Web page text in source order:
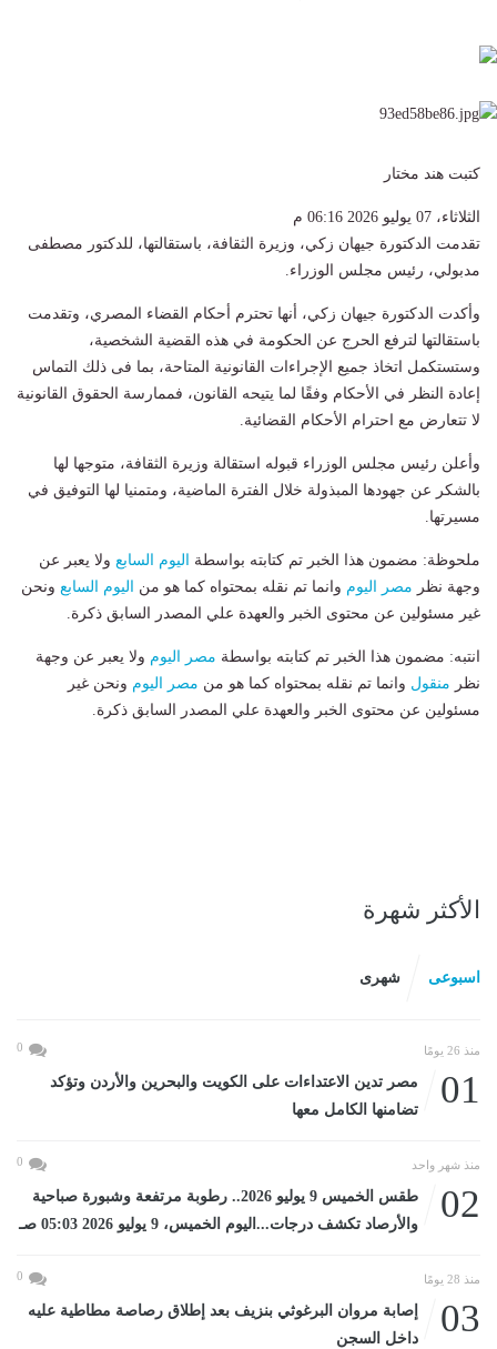
كتبت هند مختار
الثلاثاء، 07 يوليو 2026 06:16 م
تقدمت الدكتورة جيهان زكي، وزيرة الثقافة، باستقالتها، للدكتور مصطفى
مدبولي، رئيس مجلس الوزراء.
وأكدت الدكتورة جيهان زكي، أنها تحترم أحكام القضاء المصري، وتقدمت
باستقالتها لترفع الحرج عن الحكومة في هذه القضية الشخصية،
وستستكمل اتخاذ جميع الإجراءات القانونية المتاحة، بما فى ذلك التماس
إعادة النظر في الأحكام وفقًا لما يتيحه القانون، فممارسة الحقوق القانونية
لا تتعارض مع احترام الأحكام القضائية.
وأعلن رئيس مجلس الوزراء قبوله استقالة وزيرة الثقافة، متوجها لها
بالشكر عن جهودها المبذولة خلال الفترة الماضية، ومتمنيا لها التوفيق في
مسيرتها.
ملحوظة: مضمون هذا الخبر تم كتابته بواسطة اليوم السابع ولا يعبر عن
وجهة نظر مصر اليوم وانما تم نقله بمحتواه كما هو من اليوم السابع ونحن
غير مسئولين عن محتوى الخبر والعهدة علي المصدر السابق ذكرة.
انتبه: مضمون هذا الخبر تم كتابته بواسطة مصر اليوم ولا يعبر عن وجهة
نظر منقول وانما تم نقله بمحتواه كما هو من مصر اليوم ونحن غير
مسئولين عن محتوى الخبر والعهدة علي المصدر السابق ذكرة.
الأكثر شهرة
اسبوعى شهرى
منذ 26 يومًا 0
01
مصر تدين الاعتداءات على الكويت والبحرين والأردن وتؤكد
تضامنها الكامل معها
منذ شهر واحد 0
02
طقس الخميس 9 يوليو 2026.. رطوبة مرتفعة وشبورة صباحية
والأرصاد تكشف درجات...اليوم الخميس، 9 يوليو 2026 05:03 صـ
منذ 28 يومًا 0
03
إصابة مروان البرغوثي بنزيف بعد إطلاق رصاصة مطاطية عليه
داخل السجن